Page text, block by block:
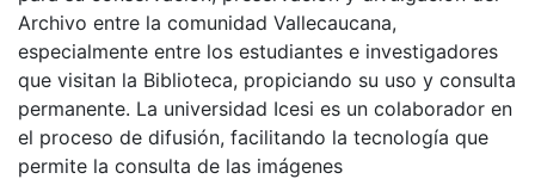
Archivo entre la comunidad Vallecaucana,
especialmente entre los estudiantes e investigadores
que visitan la Biblioteca, propiciando su uso y consulta
permanente. La universidad Icesi es un colaborador en
el proceso de difusión, facilitando la tecnología que
permite la consulta de las imágenes